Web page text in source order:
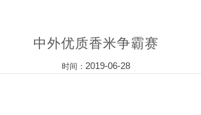
中外优质香米争霸赛
时间： 2019-06-28